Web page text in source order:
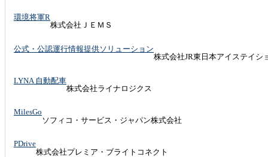
環境将軍R
株式会社ＪＥＭＳ
公式・公認運行情報提供ソリューション
株式会社JR東日本アイステイシ
LYNA 自動配車
株式会社ライナロジクス
MilesGo
ソフィコ・サービス・ジャパン株式会社
PDrive
株式会社プレミア・ブライトコネクト